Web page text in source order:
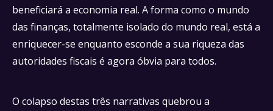
beneficiará a economia real. A forma como o mundo
das finanças, totalmente isolado do mundo real, está a
enriquecer-se enquanto esconde a sua riqueza das
autoridades fiscais é agora óbvia para todos.
O colapso destas três narrativas quebrou a